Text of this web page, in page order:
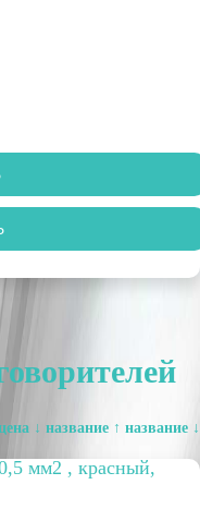
↓ название ↑ название ↓
мм2 , красный,